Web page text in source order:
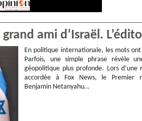
grand ami d’Israël.
En politique internationale, les mots
Parfois, une simple phrase révèle
géopolitique plus profonde. Lors d’une
accordée à Fox News, le Premier
Benjamin Netanyahu…